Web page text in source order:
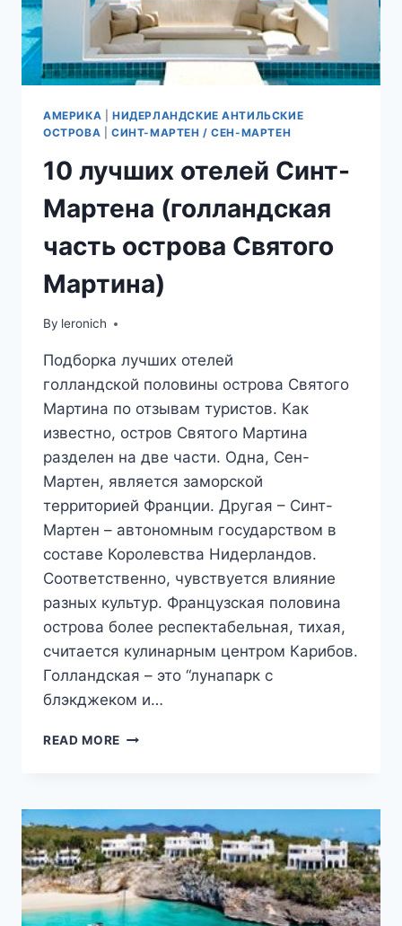
АМЕРИКА
НИДЕРЛАНДСКИЕ АНТИЛЬСКИЕ
ОСТРОВА
СИНТ-МАРТЕН / СЕН-МАРТЕН
10 лучших отелей Синт-
Мартена (голландская
часть острова Святого
Мартина)
By leronich
Подборка лучших отелей
голландской половины острова Святого
Мартина по отзывам туристов. Как
известно, остров Святого Мартина
разделен на две части. Одна, Сен-
Мартен, является заморской
территорией Франции. Другая – Синт-
Мартен – автономным государством в
составе Королевства Нидерландов.
Соответственно, чувствуется влияние
разных культур. Французская половина
острова более респектабельная, тихая,
считается кулинарным центром Карибов.
Голландская – это “лунапарк с
блэкджеком и…
READ MORE 10
МАРТЕНА
(ГОЛЛАНДСКАЯ
ЧАСТЬ
ОСТРОВА
СВЯТОГО
МАРТИНА)